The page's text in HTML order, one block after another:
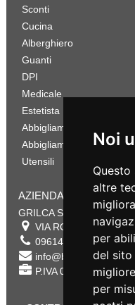
Noi
altre
per
del sito
per
Sconti
Cucina
Alberghiero
Guanti
DPI
Medicale
Estetista
Abbigliamento Sportivo
Abbigliamento Bambino
Utensili
AZIENDA
GRILCA SRL
VIA ROMA 180 88054
0961432177
info@bestsafety.it
P.IVA 02342180797